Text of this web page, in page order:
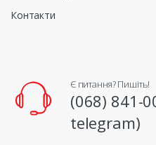
Контакти
Є питання? Пишіть!
(068) 841-
telegram)